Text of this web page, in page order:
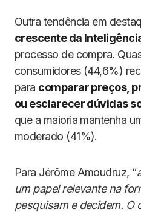
Outra tendência em
crescente da
processo de compra.
consumidores (44,6%)
para comparar preços,
ou esclarecer dúvidas
que a maioria mantenha
moderado (41%).
Para Jérôme Amoudruz, “
um papel relevante na
pesquisam e decidem. O